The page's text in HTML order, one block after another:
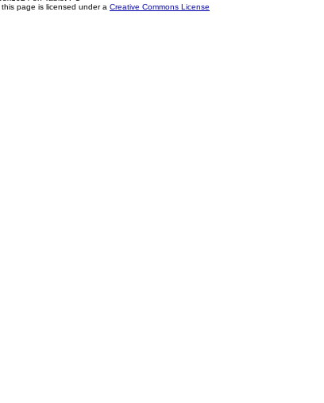
page is licensed under a Creative Commons License